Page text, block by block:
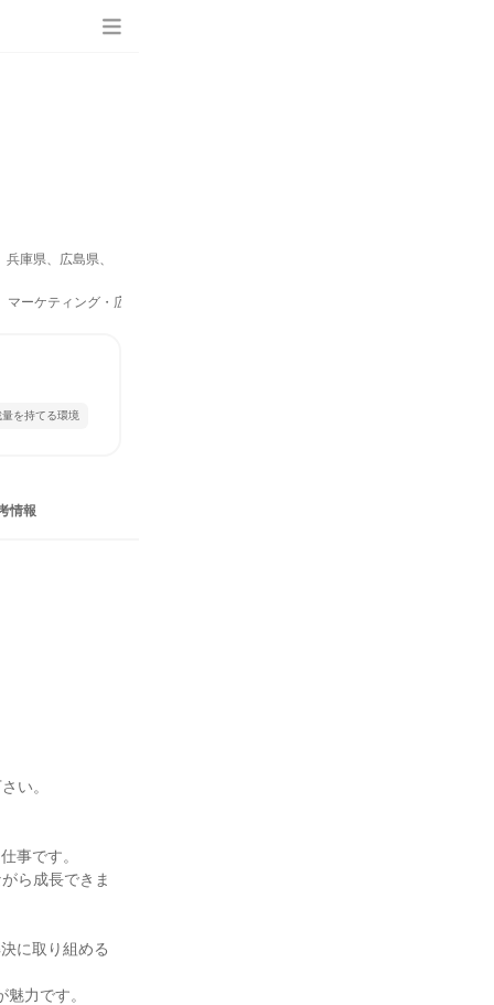
庫県、広島県、
ーケティング・広告・宣伝）
を持てる環境
情報
い。
事です。
ら成長できま
に取り組める
力です。